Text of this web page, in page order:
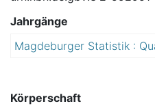
Jahrgänge
Körperschaft